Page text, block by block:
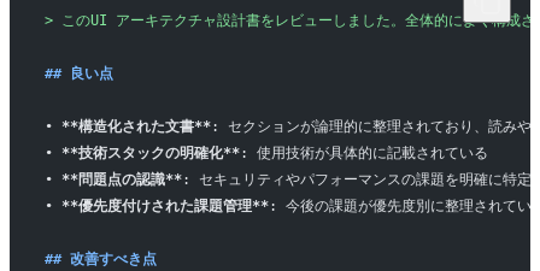
> このUI アーキテクチャ設計書をレビューしました。全体的によく構成
## 良い点
• **構造化された文書**: セクションが論理的に整理されており、読みや
• **技術スタックの明確化**: 使用技術が具体的に記載されている
• **問題点の認識**: セキュリティやパフォーマンスの課題を明確に特定
• **優先度付けされた課題管理**: 今後の課題が優先度別に整理されてい
## 改善すべき点